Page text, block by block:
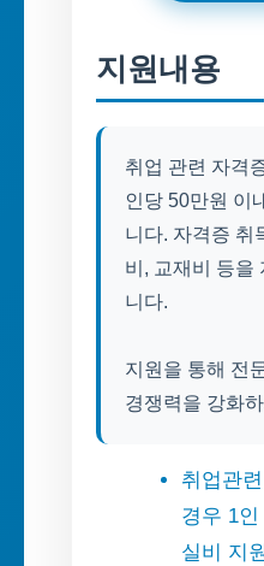
지원내용
취업 관련 자격
인당 50만원 이
니다. 자격증 취
비, 교재비 등을
니다.
지원을 통해 전
경쟁력을 강화
취업관
경우 1
실비 지원